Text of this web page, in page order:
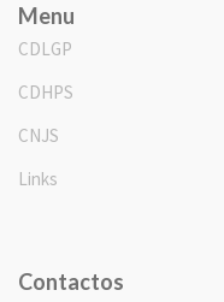
Menu
CDLGP
CDHPS
CNJS
Links
Contactos